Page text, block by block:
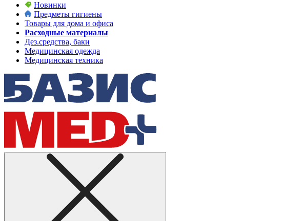
Новинки
Предметы гигиены
Товары для дома и офиса
Расходные материалы
Дез.средства, баки
Медицинская одежда
Медицинская техника